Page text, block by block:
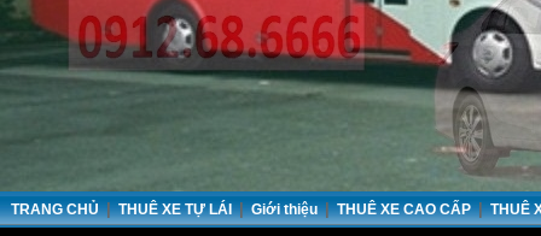
TRANG CHỦ | THUÊ XE TỰ LÁI | Giới thiệu | THUÊ XE CAO CẤP | THUÊ